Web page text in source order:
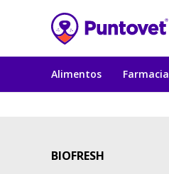
Alimentos Farmacia
BIOFRESH